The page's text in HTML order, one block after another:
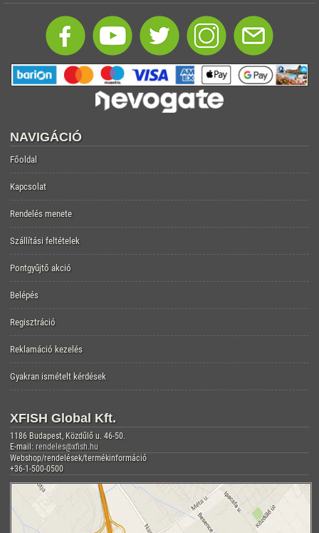
NAVIGÁCIÓ
Főoldal
Kapcsolat
Rendelés menete
Szállítási feltételek
Pontgyűjtő akció
Belépés
Regisztráció
Reklamáció kezelés
Gyakran ismételt kérdések
XFISH Global Kft.
1186 Budapest, Közdűlő u. 46-50.
E-mail: rendeles@xfish.hu
Webshop/rendelések/termékinformáció
+36-1-500-0500